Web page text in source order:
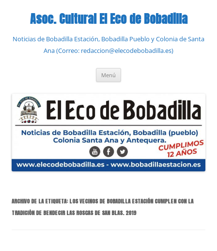
contenidoAsoc. Cultural El Eco de Bobadilla
Noticias de Bobadilla Estación, Bobadilla Pueblo y Colonia de Santa
Ana (Correo: redaccion@elecodebobadilla.es)
Menú
ARCHIVO DE LA ETIQUETA:LOS VECINOS DE BOBADILLA ESTACIÓN CUMPLEN CON LA
TRADICIÓN DE BENDECIR LAS ROSCAS DE SAN BLAS. 2019